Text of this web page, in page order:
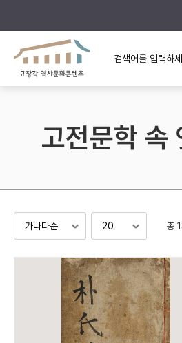
규장각의 어제와 오늘
규장각 소개영상
조
검색 연산자 사용
연산자
고전문학 속
총